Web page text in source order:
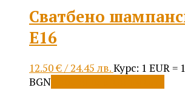
Сватбено
Е16
12.50€/ 24.45 лв.Курс: 1 EUR =
BGN